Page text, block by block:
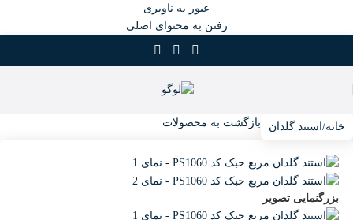
عبور به ناوبری
رفتن به محتوای اصلی
خانه/ استند گلدان بازگشت به محصولات
بزرگنمایی تصویر